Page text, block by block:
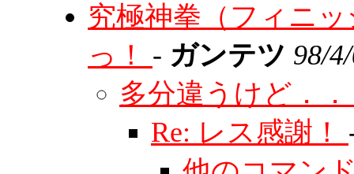
究極神拳（フィニ
っ！ - ガンテツ 98/
多分違うけど．
Re: レス感謝！